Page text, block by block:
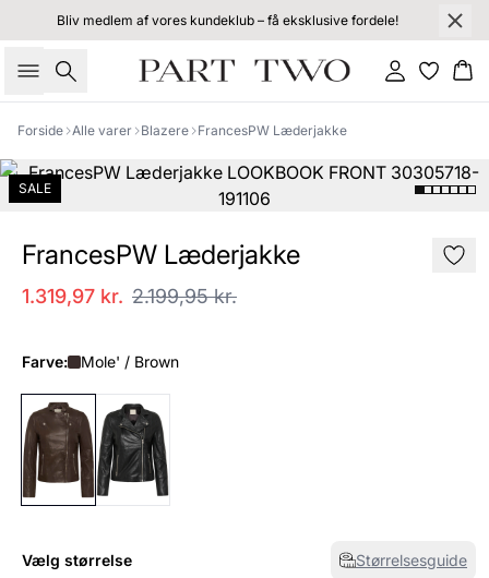
Bliv medlem af vores kundeklub – få eksklusive fordele!
Søg Log ind
Forside Alle varer Blazere FrancesPW Læderjakke
SALE
FrancesPW Læderjakke
1.319,97 kr. 2.199,95 kr.
Farve: Mole' / Brown
Vælg størrelse Størrelsesguide